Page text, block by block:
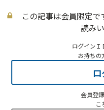
この記事は会員限定
読み
ログインＩ
お持ちの
会員登
こ